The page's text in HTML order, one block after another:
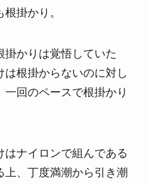
掛かり。
掛かりは覚悟していた
は根掛からないのに対し
回のペースで根掛かり
はナイロンで組んである
上、丁度満潮から引き潮